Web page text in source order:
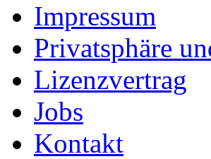
Impressum
Privatsphäre
Lizenzvertrag
Jobs
Kontakt